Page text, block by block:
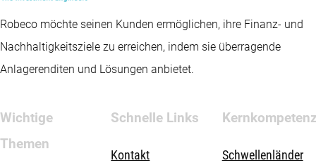
Robeco möchte seinen Kunden ermöglichen, ihre Finanz- und
Nachhaltigkeitsziele zu erreichen, indem sie überragende
Anlagerenditen und Lösungen anbietet.
Wichtige
Themen
Schnelle Links
Kontakt
Schwellenländer